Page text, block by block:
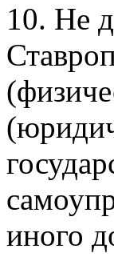
10. Не
иного